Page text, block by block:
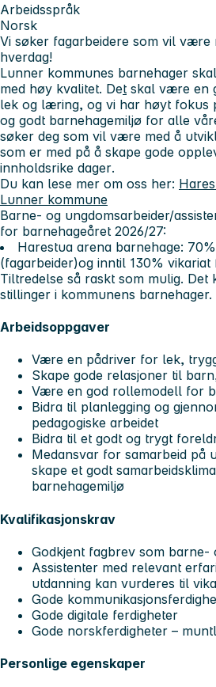
Arbeidsspråk
Norsk
Vi søker fagarbeidere som vil være
hverdag!
Lunner kommunes barnehager
med høy kvalitet. Det skal være en
lek og læring, og vi har høyt fokus
og godt barnehagemiljø for alle
søker deg som vil være med å
som er med på å skape gode
innholdsrike dager.
Du kan lese mer om oss her:
Lunner kommune
Barne- og ungdomsarbeider/
for barnehageåret 2026/27:
Harestua arena barnehage:
(fagarbeider)og inntil 130%
Tiltredelse så raskt som mulig. Det
stillinger i kommunens barnehager.
Arbeidsoppgaver
Være en pådriver for lek,
Skape gode relasjoner til
Være en god rollemodell for
Bidra til planlegging og
pedagogiske arbeidet
Bidra til et godt og trygt
Medansvar for samarbeid på
skape et godt
barnehagemiljø
Kvalifikasjonskrav
Godkjent fagbrev som barne-
Assistenter med relevant
utdanning kan vurderes til
Gode
Gode digitale ferdigheter
Gode norskferdigheter –
Personlige egenskaper